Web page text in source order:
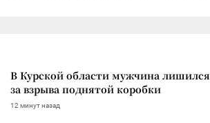
В Курской области мужчина
за взрыва поднятой коробки
12 минут назад